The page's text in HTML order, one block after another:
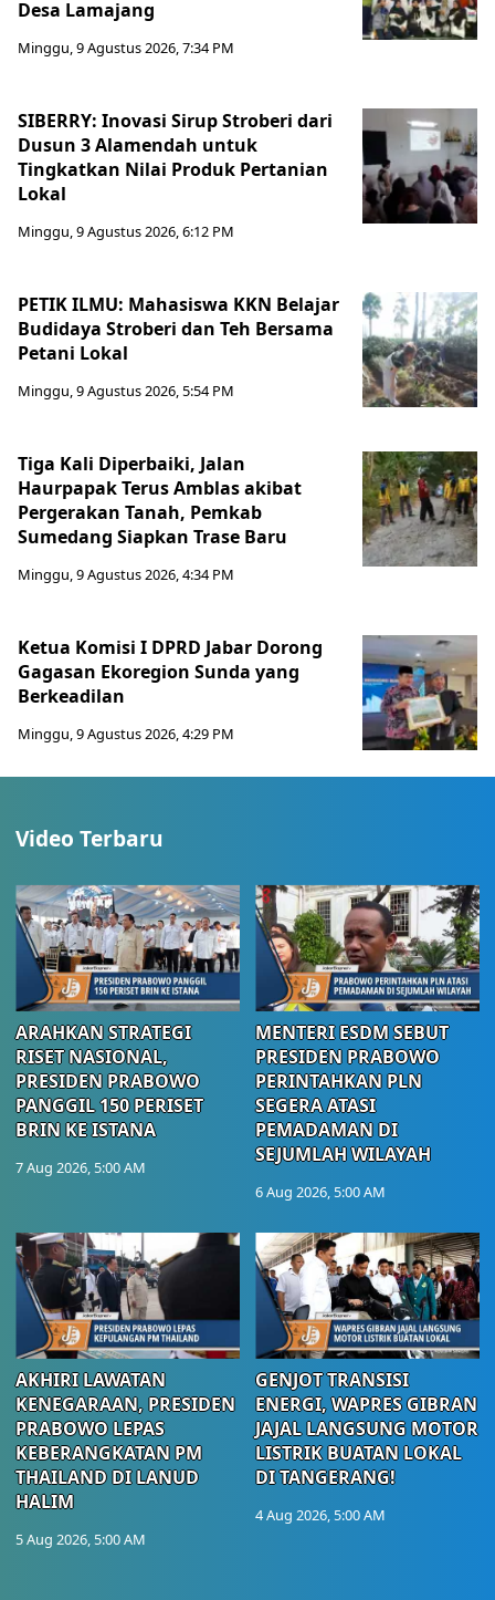
Desa Lamajang
Minggu, 9 Agustus 2026, 7:34 PM
SIBERRY: Inovasi Sirup Stroberi dari
Dusun 3 Alamendah untuk
Tingkatkan Nilai Produk Pertanian
Lokal
Minggu, 9 Agustus 2026, 6:12 PM
PETIK ILMU: Mahasiswa KKN Belajar
Budidaya Stroberi dan Teh Bersama
Petani Lokal
Minggu, 9 Agustus 2026, 5:54 PM
Tiga Kali Diperbaiki, Jalan
Haurpapak Terus Amblas akibat
Pergerakan Tanah, Pemkab
Sumedang Siapkan Trase Baru
Minggu, 9 Agustus 2026, 4:34 PM
Ketua Komisi I DPRD Jabar Dorong
Gagasan Ekoregion Sunda yang
Berkeadilan
Minggu, 9 Agustus 2026, 4:29 PM
Video Terbaru
ARAHKAN STRATEGI
RISET NASIONAL,
PRESIDEN PRABOWO
PANGGIL 150 PERISET
BRIN KE ISTANA
7 Aug 2026, 5:00 AM
MENTERI ESDM SEBUT
PRESIDEN PRABOWO
PERINTAHKAN PLN
SEGERA ATASI
PEMADAMAN DI
SEJUMLAH WILAYAH
6 Aug 2026, 5:00 AM
AKHIRI LAWATAN
KENEGARAAN, PRESIDEN
PRABOWO LEPAS
KEBERANGKATAN PM
THAILAND DI LANUD
HALIM
5 Aug 2026, 5:00 AM
GENJOT TRANSISI
ENERGI, WAPRES GIBRAN
JAJAL LANGSUNG MOTOR
LISTRIK BUATAN LOKAL
DI TANGERANG!
4 Aug 2026, 5:00 AM